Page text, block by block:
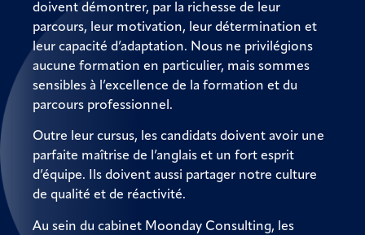
doivent démontrer, par la richesse de leur
parcours, leur motivation, leur détermination et
leur capacité d’adaptation. Nous ne privilégions
aucune formation en particulier, mais sommes
sensibles à l’excellence de la formation et du
parcours professionnel.
Outre leur cursus, les candidats doivent avoir une
parfaite maîtrise de l’anglais et un fort esprit
d’équipe. Ils doivent aussi partager notre culture
de qualité et de réactivité.
Au sein du cabinet Moonday Consulting, les